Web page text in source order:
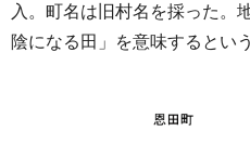
入。町名は旧村名を採った。
陰になる田」を意味するという